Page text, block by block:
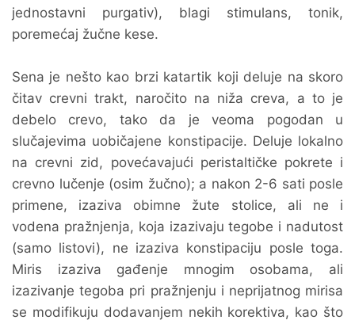
jednostavni purgativ), blagi stimulans, tonik,
poremećaj žučne kese.
Sena je nešto kao brzi katartik koji deluje na skoro
čitav crevni trakt, naročito na niža creva, a to je
debelo crevo, tako da je veoma pogodan u
slučajevima uobičajene konstipacije. Deluje lokalno
na crevni zid, povećavajući peristaltičke pokrete i
crevno lučenje (osim žučno); a nakon 2-6 sati posle
primene, izaziva obimne žute stolice, ali ne i
vodena pražnjenja, koja izazivaju tegobe i nadutost
(samo listovi), ne izaziva konstipaciju posle toga.
Miris izaziva gađenje mnogim osobama, ali
izazivanje tegoba pri pražnjenju i neprijatnog mirisa
se modifikuju dodavanjem nekih korektiva, kao što